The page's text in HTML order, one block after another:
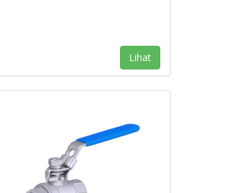
Lihat